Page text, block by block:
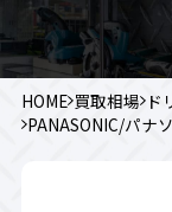
HOME 買取相場 ド
PANASONIC/パナ